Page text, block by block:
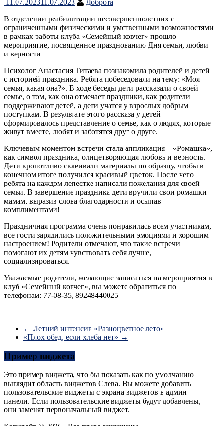
11.07.202311.07.2023
Доброта
В отделении реабилитации несовершеннолетних с
ограниченными физическими и умственными возможностями
в рамках работы клуба «Семейный ковчег» прошло
мероприятие, посвященное празднованию Дня семьи, любви
и верности.
Психолог Анастасия Титаева познакомила родителей и детей
с историей праздника. Ребята побеседовали на тему: «Моя
семья, какая она?». В ходе беседы дети рассказали о своей
семье, о том, как она отмечает праздники, как родители
поддерживают детей, а дети учатся у взрослых добрым
поступкам. В результате этого рассказа у детей
сформировалось представление о семье, как о людях, которые
живут вместе, любят и заботятся друг о друге.
Ключевым моментом встречи стала аппликация – «Ромашка»,
как символ праздника, олицетворяющая любовь и верность.
Дети кропотливо склеивали материалы по образцу, чтобы в
конечном итоге получился красивый цветок. После чего
ребята на каждом лепестке написали пожелания для своей
семьи. В завершение праздника дети вручили свои ромашки
мамам, выразив слова благодарности и осыпав
комплиментами!
Праздничная программа очень понравилась всем участникам,
все гости зарядились положительными эмоциями и хорошим
настроением! Родители отмечают, что такие встречи
помогают их детям чувствовать себя лучше,
социализироваться.
Уважаемые родители, желающие записаться на мероприятия в
клуб «Семейный ковчег», вы можете обратиться по
телефонам: 77-08-35, 89248440025
← Летний интенсив «Разноцветное лето»
«Плох обед, если хлеба нет» →
Пример виджета
Это пример виджета, что бы показать как по умолчанию
выглядит область виджетов Слева. Вы можете добавить
пользовательские виджеты с экрана виджетов в админ
панели. Если пользовательские виджеты будут добавлены,
они заменят первоначальный виджет.